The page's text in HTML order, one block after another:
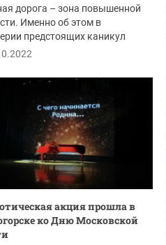
дорога – зона повышенной
Именно об этом в
предстоящих каникул
учащимся...
акция прошла в
ко Дню Московской